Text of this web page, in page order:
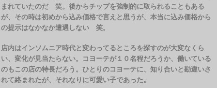
まれていたのだ 笑。後からチップを強制的に取られることもある
が、その時は初めから込み価格で言えと思うが、本当に込み価格から
の提示はなかなか遭遇しない 笑。
店内はインソムニア時代と変わってるところを探すのが大変なくら
い、変化が見当たらない。コヨーテが１０名程だろうか、働いている
のもこの店の特長だろう。ひとりのコヨーテに、知り合いと勘違いさ
れて絡まれたが、それなりに可愛い子であった。